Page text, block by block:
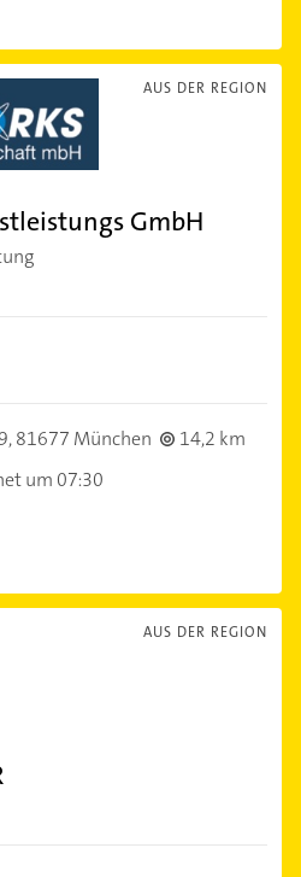
AUS DER REGION
GmbH
81677 München
14,2 km
um 07:30
AUS DER REGION